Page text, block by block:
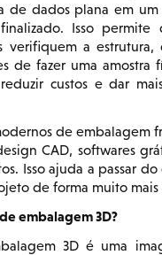
de dados plana em
Isso permite
verifiquem a estrutura,
de fazer uma amostra
custos e dar
de embalagem
CAD, softwares
Isso ajuda a passar do
de forma muito mais
embalagem 3D?
3D é uma